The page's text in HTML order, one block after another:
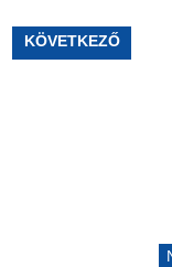
KÖVETKEZŐ